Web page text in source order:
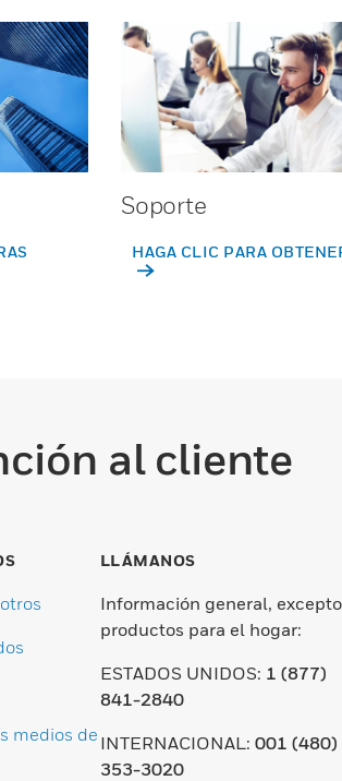
Soporte
HAGA CLIC PARA
al cliente
medios de
LLÁMANOS
Información general, excepto
productos para el hogar:
ESTADOS UNIDOS: 1 (877)
841-2840
INTERNACIONAL: 001 (480)
353-3020